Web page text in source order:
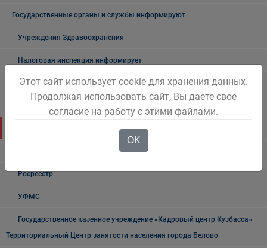
Государственные органы и службы информируют
Учреждения Здравоохранения
Налоговая инспекция информирует
Прокуратура информирует
Росреестр
УФМС
Государственное казенное учреждение «Кадровый центр Кузбасса»
Территориальный Центр занятости населения города Белово
Этот сайт использует cookie для хранения данных.
Продолжая использовать сайт, Вы даете свое
согласие на работу с этими файлами.
OK